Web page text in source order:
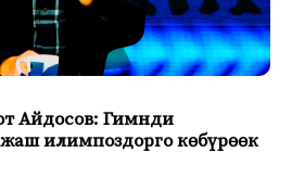
Айдосов: Гимнди
илимпоздорго көбүрөөк